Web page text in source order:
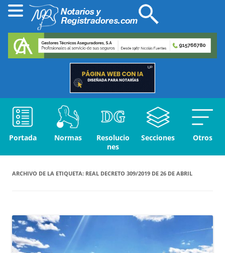
Portada Normas
Resolucio
nes
Secciones Otros
ARCHIVO DE LA ETIQUETA: REAL DECRETO 309/2019 DE 26 DE ABRIL